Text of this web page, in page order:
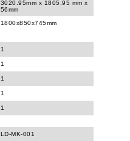
3020.95mm x 1805.95 mm x
56mm
1800x850x745mm
1
1
1
1
1
LD-MK-001